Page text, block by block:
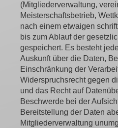
(Mitgliederverwaltung,
Meisterschaftsbetrieb,
nach einem etwaigen
bis zum Ablauf der
gespeichert. Es besteht
Auskunft über die Daten,
Einschränkung der
Widerspruchsrecht gegen
und das Recht auf
Beschwerde bei der
Bereitstellung der Daten
Mitgliederverwaltung